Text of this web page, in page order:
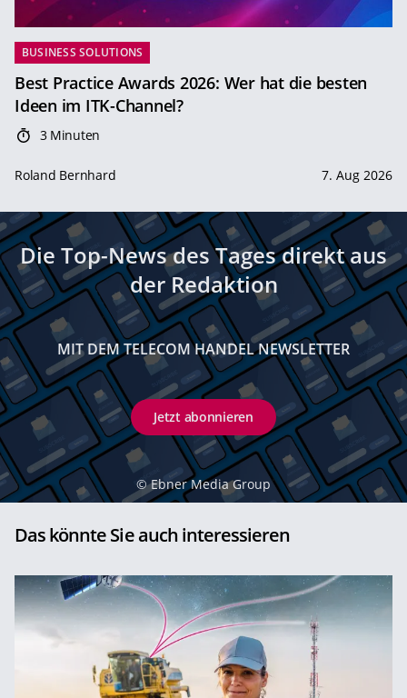
BUSINESS SOLUTIONS
Best Practice Awards 2026: Wer hat die besten
Ideen im ITK-Channel?
3 Minuten
Roland Bernhard 7. Aug 2026
Die Top-News des Tages direkt aus
der Redaktion
MIT DEM TELECOM HANDEL NEWSLETTER
Jetzt abonnieren
© Ebner Media Group
Das könnte Sie auch interessieren